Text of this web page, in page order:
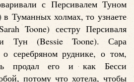
с Персивалем Туном
в Туманных холмах, то узнаете
Toone) сестру Персиваля
Тун (Bessie Toone). Сара
о серебряном руднике, о том,
продал его и как Бесси
потому что хотела, чтобы